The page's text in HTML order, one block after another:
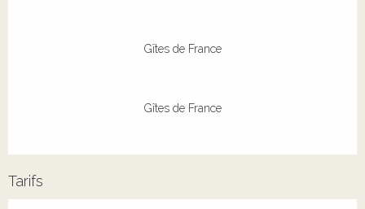
Gîtes de France
Gîtes de France
Tarifs